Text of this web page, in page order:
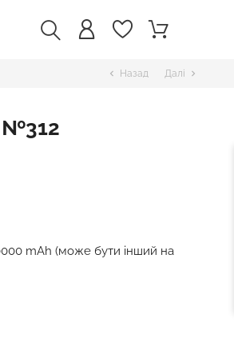
chevron_left Назад Далі chevron_right
№312
mAh (може бути інший на